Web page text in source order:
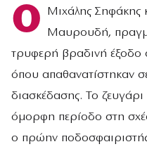
Ο
Μιχάλης Σηφάκης
Μαυρουδή,
τρυφερή βραδινή έξοδο
όπου απαθανατίστηκαν
διασκέδασης. Το ζευγάρι
όμορφη περίοδο στη
ο πρώην ποδοσφαιριστής